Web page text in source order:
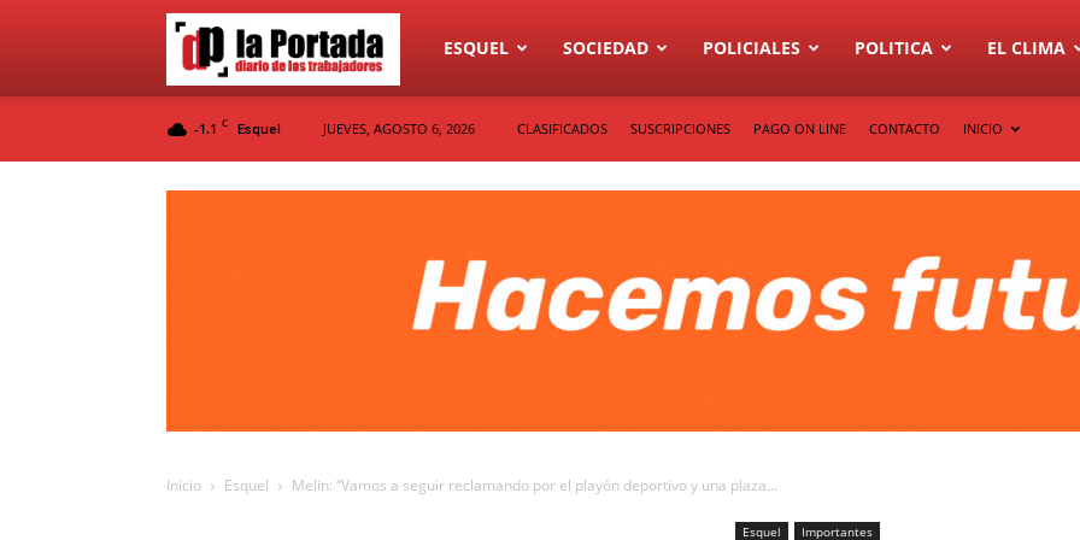
Diario
La
ESQUEL SOCIEDAD POLICIALES POLITICA EL CLIMA
-1.1 C Esquel JUEVES, AGOSTO 6, 2026 CLASIFICADOS SUSCRIPCIONES PAGO ON LINE CONTACTO INICIO
Inicio Esquel Melin: “Vamos a seguir reclamando por el playón deportivo y una plaza...
Esquel Importantes